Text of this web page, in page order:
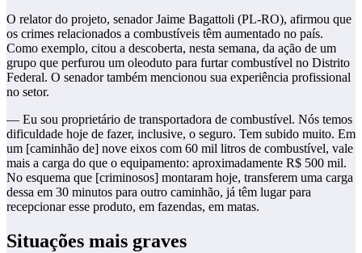
O relator do projeto, senador Jaime Bagattoli (PL-RO), afirmou que
os crimes relacionados a combustíveis têm aumentado no país.
Como exemplo, citou a descoberta, nesta semana, da ação de um
grupo que perfurou um oleoduto para furtar combustível no Distrito
Federal. O senador também mencionou sua experiência profissional
no setor.
— Eu sou proprietário de transportadora de combustível. Nós temos
dificuldade hoje de fazer, inclusive, o seguro. Tem subido muito. Em
um [caminhão de] nove eixos com 60 mil litros de combustível, vale
mais a carga do que o equipamento: aproximadamente R$ 500 mil.
No esquema que [criminosos] montaram hoje, transferem uma carga
dessa em 30 minutos para outro caminhão, já têm lugar para
recepcionar esse produto, em fazendas, em matas.
Situações mais graves